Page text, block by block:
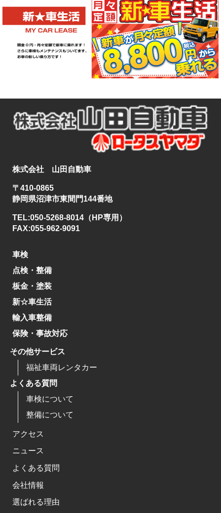
株式会社 山田自動車
〒410-0865
静岡県沼津市東間門144番地
TEL:050-5268-8014（HP専用）
FAX:055-962-9091
車検
点検・整備
板金・塗装
新☆車生活
輸入車整備
保険・事故対応
その他サービス
福祉車両レンタカー
よくある質問
車検について
整備について
アクセス
ニュース
よくある質問
会社情報
選ばれる理由